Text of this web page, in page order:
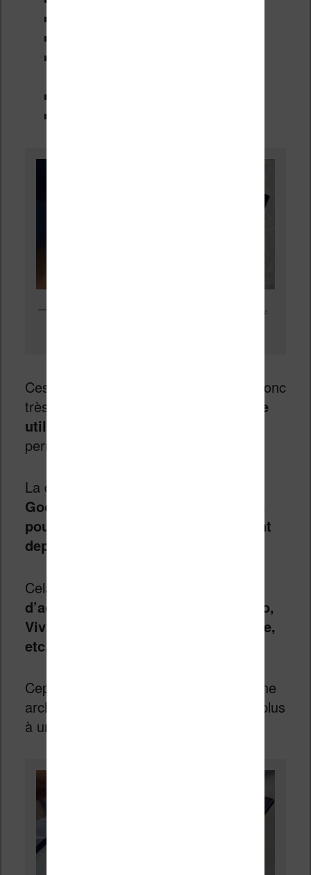
La liseuse Onyx Boox Note Air utilise Android 10 et permet de
Ces caractéristiques techniques sont donc
très alléchantes, surtout que
la liseuse
utilise le système Android 10
permettre l’ajout d’applications.
La deuxième bonne nouvelle, c’est que
Google Play est présent et que vous
pouvez donc télécharger directement
depuis le store officiel Google
Cela permet donc, théoriquement,
d’accéder à vos ebooks Kindle, Kobo,
Vivlio, au service Yooboox, à Audible,
etc.
Cependant, la Onyx Boox Note Air a une
architecture technique qui l’apparente plus
à une tablette tactile qu’à une liseuse.